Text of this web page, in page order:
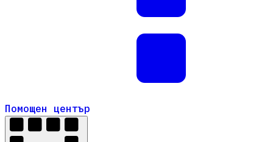
Помощен център
Помощен център